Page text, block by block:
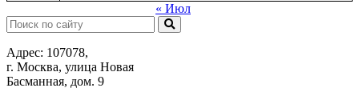
« Июл
Поиск:
Адрес: 107078,
г. Москва, улица Новая
Басманная, дом. 9